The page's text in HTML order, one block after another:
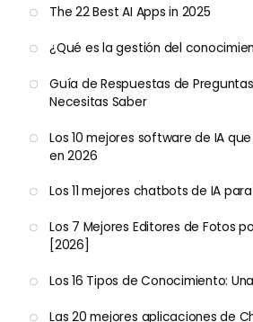
The 22 Best AI Apps in 2025
¿Qué es la gestión del
Guía de Respuestas de
Necesitas Saber
Los 10 mejores software de IA
en 2026
Los 11 mejores chatbots de IA
Los 7 Mejores Editores de Fotos
[2026]
Los 16 Tipos de Conocimiento:
Las 20 mejores aplicaciones de